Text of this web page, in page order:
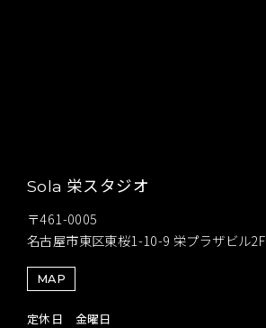
Sola 栄スタジオ
〒461-0005
名古屋市東区東桜1-10-9 栄プラザビル2F
MAP
定休日 金曜日